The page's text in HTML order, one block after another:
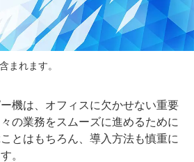
まれます。
機は、オフィスに欠かせない重要
の業務をスムーズに進めるために
とはもちろん、導入方法も慎重に
。